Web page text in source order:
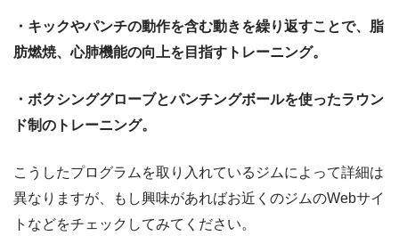
・キックやパンチの動作を含む動きを繰り返すことで、脂
肪燃焼、心肺機能の向上を目指すトレーニング。
・ボクシンググローブとパンチングボールを使ったラウン
ド制のトレーニング。
こうしたプログラムを取り入れているジムによって詳細は
異なりますが、もし興味があればお近くのジムのWebサイ
トなどをチェックしてみてください。